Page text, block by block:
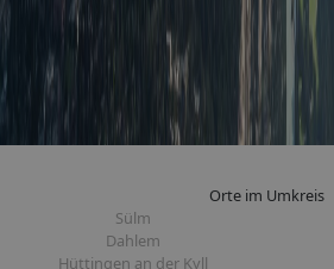
Orte im Umkreis
Sülm
Dahlem
Hüttingen an der Kyll